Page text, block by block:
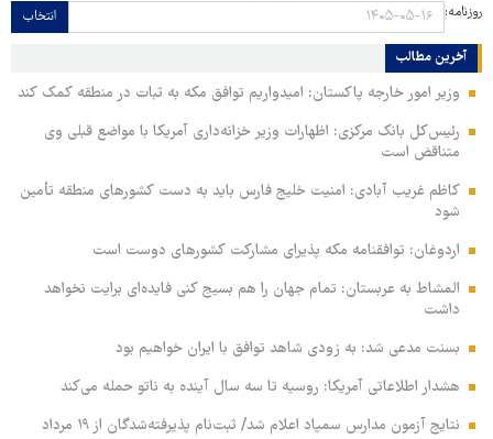
روزنامه: انتخاب
آخرین مطالب
وزیر امور خارجه پاکستان: امیدواریم توافق مکه به ثبات در منطقه کمک کند
رئیس‌کل بانک مرکزی: اظهارات وزیر خزانه‌داری آمریکا با مواضع قبلی وی
متناقض است
کاظم غریب آبادی: امنیت خلیج فارس باید به دست کشورهای منطقه تأمین
شود
اردوغان: توافقنامه مکه پذیرای مشارکت کشورهای دوست است
المشاط به عربستان: تمام جهان را هم بسیج کنی فایده‌ای برایت نخواهد
داشت
بسنت مدعی شد: به زودی شاهد توافق با ایران خواهیم بود
هشدار اطلاعاتی آمریکا: روسیه تا سه سال آینده به ناتو حمله می‌کند
نتایج آزمون مدارس سمپاد اعلام شد/ ثبت‌نام پذیرفته‌شدگان از ۱۹ مرداد